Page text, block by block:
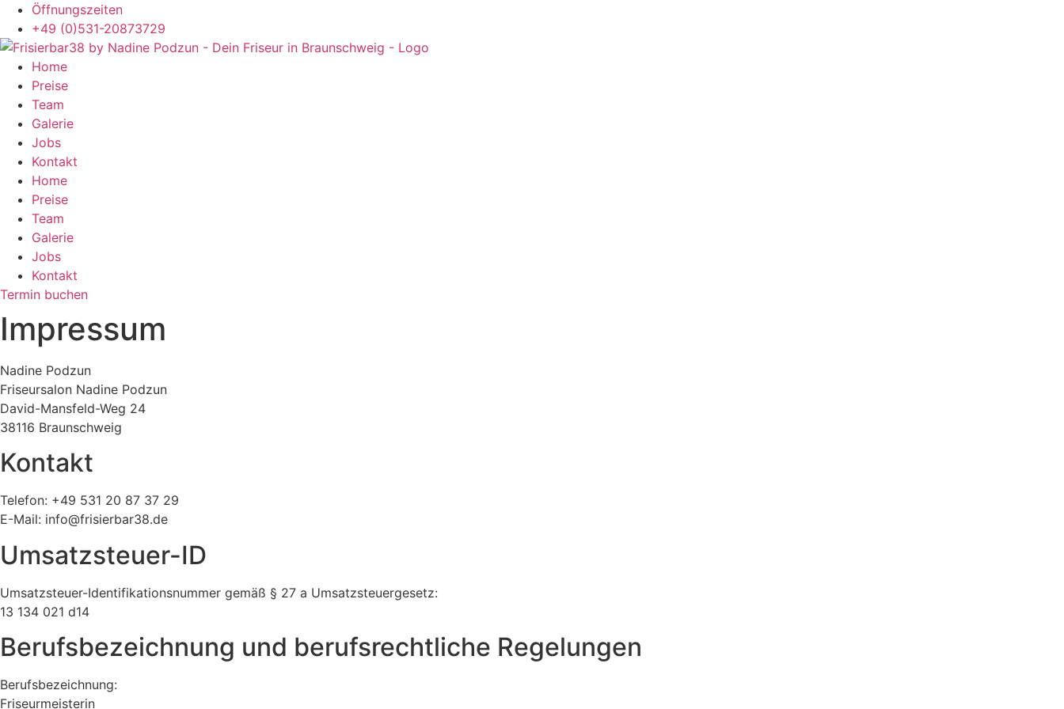
Zum
Inhalt
springen
Öffnungszeiten
+49 (0)531-20873729
Home
Preise
Team
Galerie
Jobs
Kontakt
Home
Preise
Team
Galerie
Jobs
Kontakt
Termin buchen
Impressum
Nadine Podzun
Friseursalon Nadine Podzun
David-Mansfeld-Weg 24
38116 Braunschweig
Kontakt
Telefon: +49 531 20 87 37 29
E-Mail: info@frisierbar38.de
Umsatzsteuer-ID
Umsatzsteuer-Identifikationsnummer gemäß § 27 a Umsatzsteuergesetz:
13 134 021 d14
Berufsbezeichnung und berufsrechtliche Regelungen
Berufsbezeichnung:
Friseurmeisterin